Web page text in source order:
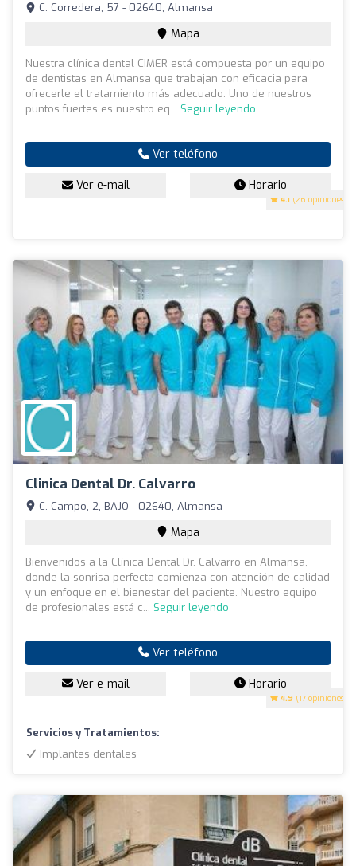
4.1 (26 opiniones)
C. Corredera, 57 - 02640, Almansa
Mapa
Nuestra clínica dental CIMER está compuesta por un equipo
de dentistas en Almansa que trabajan con eficacia para
ofrecerle el tratamiento más adecuado. Uno de nuestros
puntos fuertes es nuestro eq... Seguir leyendo
Ver teléfono
Ver e-mail Horario
Clinica Dental Dr. Calvarro
4.9 (17 opiniones)
C. Campo, 2, BAJO - 02640, Almansa
Mapa
Bienvenidos a la Clínica Dental Dr. Calvarro en Almansa,
donde la sonrisa perfecta comienza con atención de calidad
y un enfoque en el bienestar del paciente. Nuestro equipo
de profesionales está c... Seguir leyendo
Ver teléfono
Ver e-mail Horario
Servicios y Tratamientos:
Implantes dentales